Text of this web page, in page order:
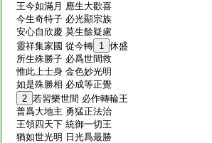
王今如滿月 應生大歡喜
今生奇特子 必光顯宗族
安心自欣慶 莫生餘疑慮
靈祥集家國 從今轉 1 休盛
所生殊勝子 必爲世間救
惟此上士身 金色妙光明
如是殊勝相 必成等正覺
2 若習樂世間 必作轉輪王
普爲大地主 勇猛正法治
王領四天下 統御一切王
猶如世光明 日光爲最勝